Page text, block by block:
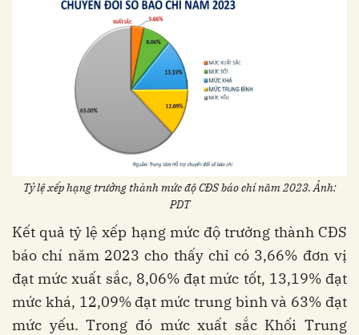
Tỷ lệ xếp hạng trưởng thành mức độ CĐS báo chí năm 2023. Ảnh:
PDT
Kết quả tỷ lệ xếp hạng mức độ trưởng thành CĐS
báo chí năm 2023 cho thấy chỉ có 3,66% đơn vị
đạt mức xuất sắc, 8,06% đạt mức tốt, 13,19% đạt
mức khá, 12,09% đạt mức trung bình và 63% đạt
mức yếu. Trong đó mức xuất sắc Khối Trung